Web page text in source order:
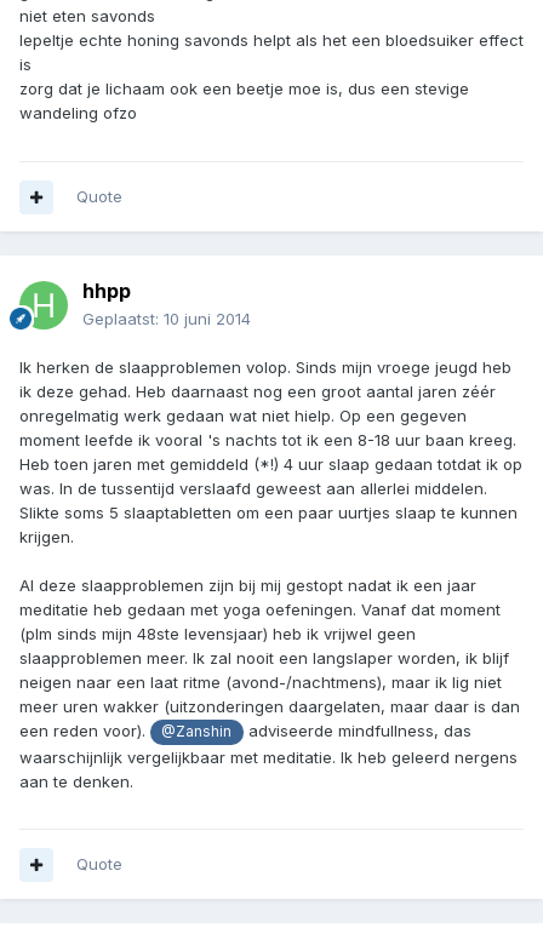
niet eten savonds
lepeltje echte honing savonds helpt als het een bloedsuiker effect
is
zorg dat je lichaam ook een beetje moe is, dus een stevige
wandeling ofzo
Quote
hhpp
Geplaatst: 10 juni 2014
Ik herken de slaapproblemen volop. Sinds mijn vroege jeugd heb
ik deze gehad. Heb daarnaast nog een groot aantal jaren zéér
onregelmatig werk gedaan wat niet hielp. Op een gegeven
moment leefde ik vooral 's nachts tot ik een 8-18 uur baan kreeg.
Heb toen jaren met gemiddeld (*!) 4 uur slaap gedaan totdat ik op
was. In de tussentijd verslaafd geweest aan allerlei middelen.
Slikte soms 5 slaaptabletten om een paar uurtjes slaap te kunnen
krijgen.
Al deze slaapproblemen zijn bij mij gestopt nadat ik een jaar
meditatie heb gedaan met yoga oefeningen. Vanaf dat moment
(plm sinds mijn 48ste levensjaar) heb ik vrijwel geen
slaapproblemen meer. Ik zal nooit een langslaper worden, ik blijf
neigen naar een laat ritme (avond-/nachtmens), maar ik lig niet
meer uren wakker (uitzonderingen daargelaten, maar daar is dan
een reden voor).
@Zanshin
adviseerde mindfullness, das
waarschijnlijk vergelijkbaar met meditatie. Ik heb geleerd nergens
aan te denken.
Quote